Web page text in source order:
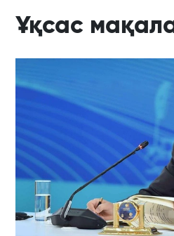
Ұқсас